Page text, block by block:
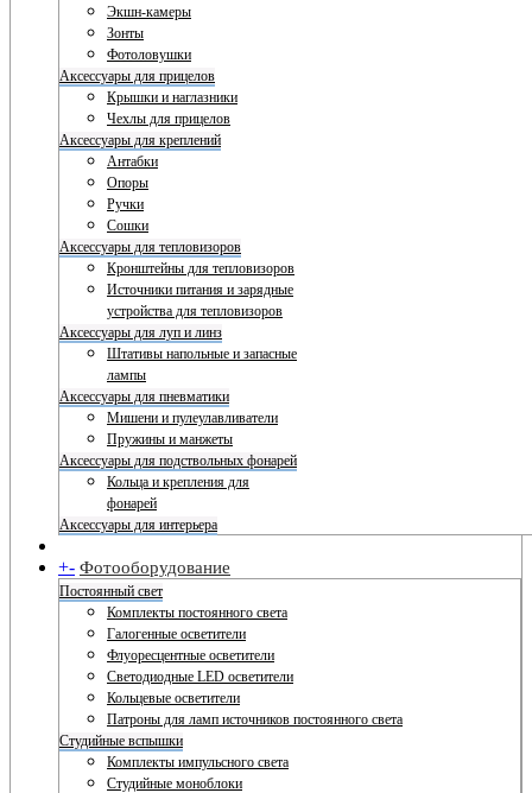
Экшн-камеры
Зонты
Фотоловушки
Аксессуары для прицелов
Крышки и наглазники
Чехлы для прицелов
Аксессуары для креплений
Антабки
Опоры
Ручки
Сошки
Аксессуары для тепловизоров
Кронштейны для тепловизоров
Источники питания и зарядные
устройства для тепловизоров
Аксессуары для луп и линз
Штативы напольные и запасные
лампы
Аксессуары для пневматики
Мишени и пулеулавливатели
Пружины и манжеты
Аксессуары для подствольных фонарей
Кольца и крепления для
фонарей
Аксессуары для интерьера
+- Фотооборудование
Постоянный свет
Комплекты постоянного света
Галогенные осветители
Флуоресцентные осветители
Светодиодные LED осветители
Кольцевые осветители
Патроны для ламп источников постоянного света
Студийные вспышки
Комплекты импульсного света
Студийные моноблоки